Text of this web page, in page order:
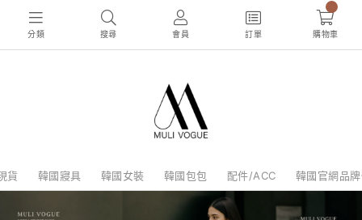
分類 搜尋 會員 訂單 購物車
貨 韓國寢具 韓國女裝 韓國包包 配件/ACC 韓國官網品